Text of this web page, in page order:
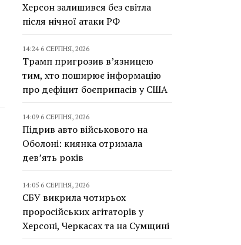
Херсон залишився без світла
після нічної атаки РФ
14:24 6 СЕРПНЯ, 2026
Трамп пригрозив в’язницею
тим, хто поширює інформацію
про дефіцит боєприпасів у США
14:09 6 СЕРПНЯ, 2026
Підрив авто військового на
Оболоні: киянка отримала
дев’ять років
14:05 6 СЕРПНЯ, 2026
СБУ викрила чотирьох
проросійських агітаторів у
Херсоні, Черкасах та на Сумщині